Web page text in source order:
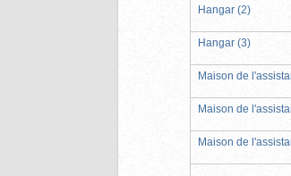
Hangar (2)
Hangar (3)
Maison de
Maison de
Maison de